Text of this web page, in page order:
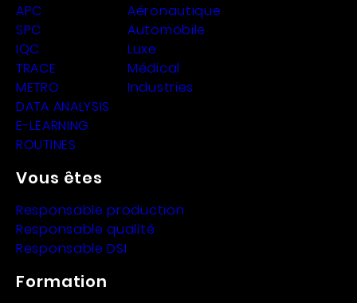
APC
SPC
IQC
TRACE
METRO
DATA ANALYSIS
E-LEARNING
ROUTINES
Aéronautique
Automobile
Luxe
Médical
Industries
Vous êtes
Responsable production
Responsable qualité
Responsable DSI
Formation